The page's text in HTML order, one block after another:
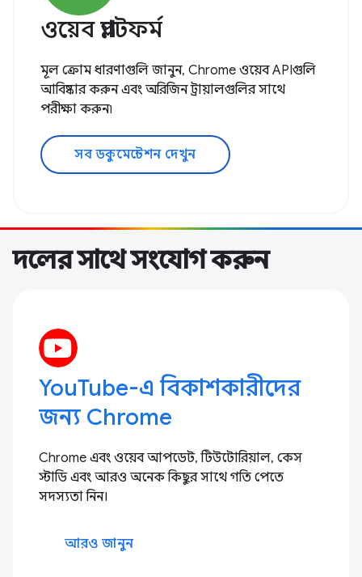
ওয়েব প্ল্যাটফর্ম
মূল ক্রোম ধারণাগুলি জানুন, Chrome ওয়েব APIগুলি
আবিষ্কার করুন এবং অরিজিন ট্রায়ালগুলির সাথে
পরীক্ষা করুন৷
সব ডকুমেন্টেশন দেখুন
দলের সাথে সংযোগ করুন
YouTube-এ বিকাশকারীদের
জন্য Chrome
Chrome এবং ওয়েব আপডেট, টিউটোরিয়াল, কেস
স্টাডি এবং আরও অনেক কিছুর সাথে গতি পেতে
সদস্যতা নিন।
আরও জানুন